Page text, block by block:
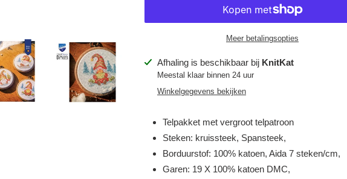
Meer betalingsopties
Product
toegevoegen
Afhaling is beschikbaar bij KnitKat
Meestal klaar binnen 24 uur
Winkelgegevens bekijken
Telpakket met vergroot telpatroon
Steken: kruissteek, Spansteek,
Borduurstof: 100% katoen, Aida 7 steken/cm,
Garen: 19 X 100% katoen DMC,